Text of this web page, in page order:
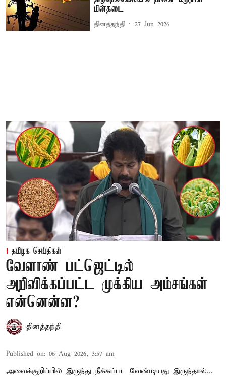
மின்தடை
தினத்தந்தி 27 Jun 2026
தமிழக செய்திகள்
வேளாண் பட்ஜெட்டில்
அறிவிக்கப்பட்ட முக்கிய அம்சங்கள்
என்னென்ன?
தினத்தந்தி
Published on: 06 Aug 2026, 3:57 am
அவைக்குறிப்பில் இருந்து நீக்கப்பட வேண்டியது இருந்தால்...